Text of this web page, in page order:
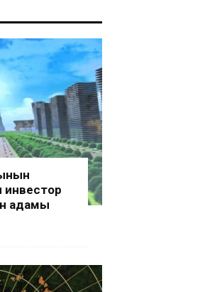
инвестор
адамы